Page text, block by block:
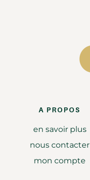
A PROPOS
en savoir plus
nous contacter
mon compte